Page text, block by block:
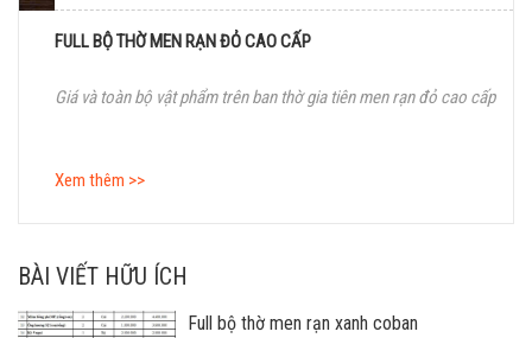
FULL BỘ THỜ MEN RẠN ĐỎ CAO CẤP
Giá và toàn bộ vật phẩm trên ban thờ gia tiên men rạn đỏ cao cấp
Xem thêm >>
BÀI VIẾT HỮU ÍCH
Full bộ thờ men rạn xanh coban